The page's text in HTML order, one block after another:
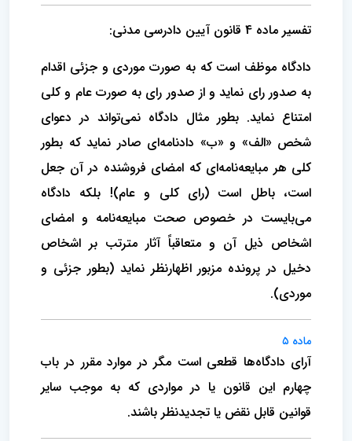
تفسیر ماده 4 قانون آیین دادرسی مدنی:
دادگاه موظف است که به صورت موردی و جزئی اقدام
به صدور رای نماید و از صدور رای به صورت عام و کلی
امتناع نماید. بطور مثال دادگاه نمی‌تواند در دعوای
شخص «الف» و «ب» دادنامه‌ای صادر نماید که بطور
کلی هر مبایعه‌نامه‌ای که امضای فروشنده در آن جعل
است، باطل است (رای کلی و عام)! بلکه دادگاه
می‌بایست در خصوص صحت مبایعه‌نامه و امضای
اشخاص ذیل آن و متعاقباً آثار مترتب بر اشخاص
دخیل در پرونده مزبور اظهارنظر نماید (بطور جزئی و
موردی).
ماده ۵
آرای دادگاه‌ها قطعی است مگر در موارد مقرر در باب
چهارم این قانون یا در مواردی که به موجب سایر
قوانین قابل نقض یا تجدیدنظر باشند.